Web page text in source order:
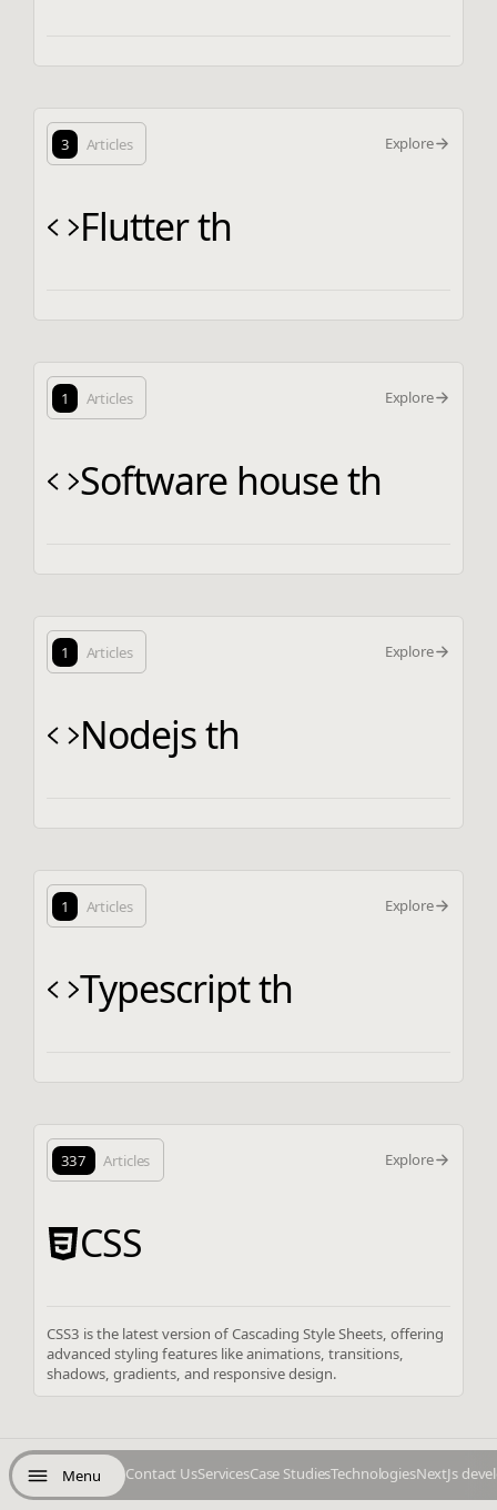
Menu Contact UsServicesCase StudiesTechnologiesNextJs
3 Articles Explore
Flutter th
1 Articles Explore
Software house th
1 Articles Explore
Nodejs th
1 Articles Explore
Typescript th
337 Articles Explore
CSS
CSS3 is the latest version of Cascading Style Sheets, offering
advanced styling features like animations, transitions,
shadows, gradients, and responsive design.